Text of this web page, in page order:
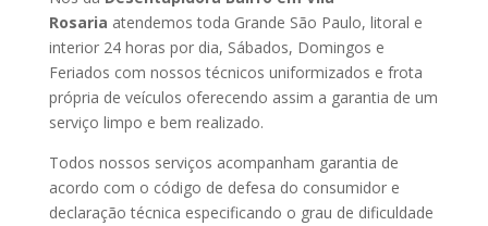
Rosaria atendemos toda Grande São Paulo, litoral e
interior 24 horas por dia, Sábados, Domingos e
Feriados com nossos técnicos uniformizados e frota
própria de veículos oferecendo assim a garantia de um
serviço limpo e bem realizado.
Todos nossos serviços acompanham garantia de
acordo com o código de defesa do consumidor e
declaração técnica especificando o grau de dificuldade